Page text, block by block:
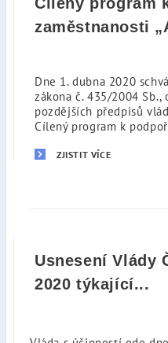
zaměstnanosti
Dne 1. dubna 2020
zákona č. 435/2004
pozdějších předpisů
Cílený program k
ZJISTIT VÍCE
Usnesení Vlády
2020 týkající...